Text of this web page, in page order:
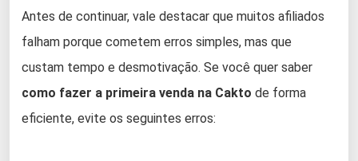
Antes de continuar, vale destacar que muitos afiliados
falham porque cometem erros simples, mas que
custam tempo e desmotivação. Se você quer saber
como fazer a primeira venda na Cakto de forma
eficiente, evite os seguintes erros: